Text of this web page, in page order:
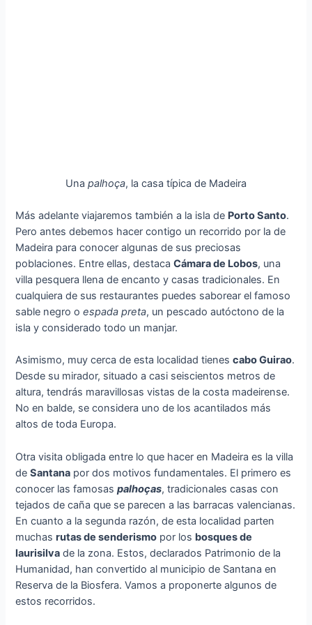
Una palhoça, la casa típica de Madeira
Más adelante viajaremos también a la isla de Porto Santo.
Pero antes debemos hacer contigo un recorrido por la de
Madeira para conocer algunas de sus preciosas
poblaciones. Entre ellas, destacaCámara de Lobos, una
villa pesquera llena de encanto y casas tradicionales. En
cualquiera de sus restaurantes puedes saborear el famoso
sable negro oespada preta, un pescado autóctono de la
isla y considerado todo un manjar.
Asimismo, muy cerca de esta localidad tienescabo Guirao.
Desde su mirador, situado a casi seiscientos metros de
altura, tendrás maravillosas vistas de la costa madeirense.
No en balde, se considera uno de los acantilados más
altos de toda Europa.
Otra visita obligada entre lo que hacer en Madeira es la villa
deSantana por dos motivos fundamentales. El primero es
conocer las famosaspalhoças, tradicionales casas con
tejados de caña que se parecen a las barracas valencianas.
En cuanto a la segunda razón, de esta localidad parten
muchasrutas de senderismo por los bosques de
laurisilva de la zona. Estos, declarados Patrimonio de la
Humanidad, han convertido al municipio de Santana en
Reserva de la Biosfera. Vamos a proponerte algunos de
estos recorridos.